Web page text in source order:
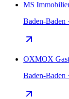
MS
Baden-Baden
OXMOX
Baden-Baden